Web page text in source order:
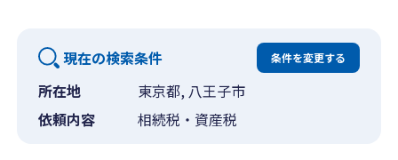
現在の検索条件 条件を変更する
所在地
東京都, 八王子市
依頼内容
相続税・資産税